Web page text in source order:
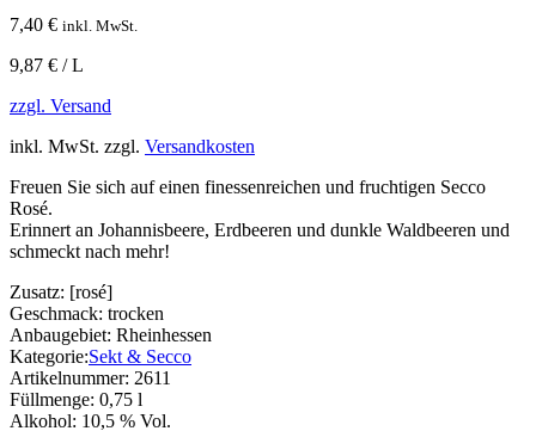
7,40 € inkl. MwSt.
9,87 € / L
zzgl. Versand
inkl. MwSt. zzgl. Versandkosten
Freuen Sie sich auf einen finessenreichen und fruchtigen Secco
Rosé.
Erinnert an Johannisbeere, Erdbeeren und dunkle Waldbeeren und
schmeckt nach mehr!
Zusatz: [rosé]
Geschmack: trocken
Anbaugebiet: Rheinhessen
Kategorie:Sekt & Secco
Artikelnummer: 2611
Füllmenge: 0,75 l
Alkohol: 10,5 % Vol.